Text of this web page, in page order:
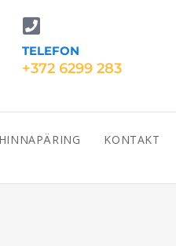
TELEFON
+372 6299 283
HINNAPÄRING KONTAKT